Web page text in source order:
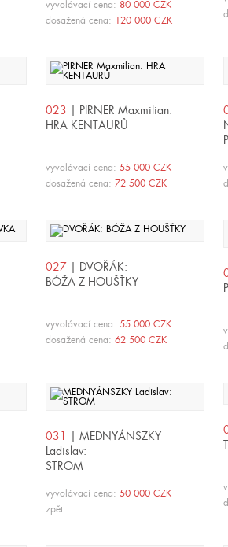
vyvolávací cena: 80 000 CZK
dosažená cena: 120 000 CZK
023 | PIRNER Maxmilian:
HRA KENTAURŮ
vyvolávací cena: 55 000 CZK
dosažená cena: 72 500 CZK
027 | DVOŘÁK:
BÓŽA Z HOUŠŤKY
vyvolávací cena: 55 000 CZK
dosažená cena: 62 500 CZK
031 | MEDNYÁNSZKY
Ladislav:
STROM
vyvolávací cena: 50 000 CZK
zpět